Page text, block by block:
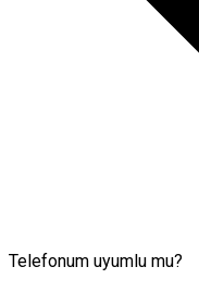
Telefonum uyumlu mu?